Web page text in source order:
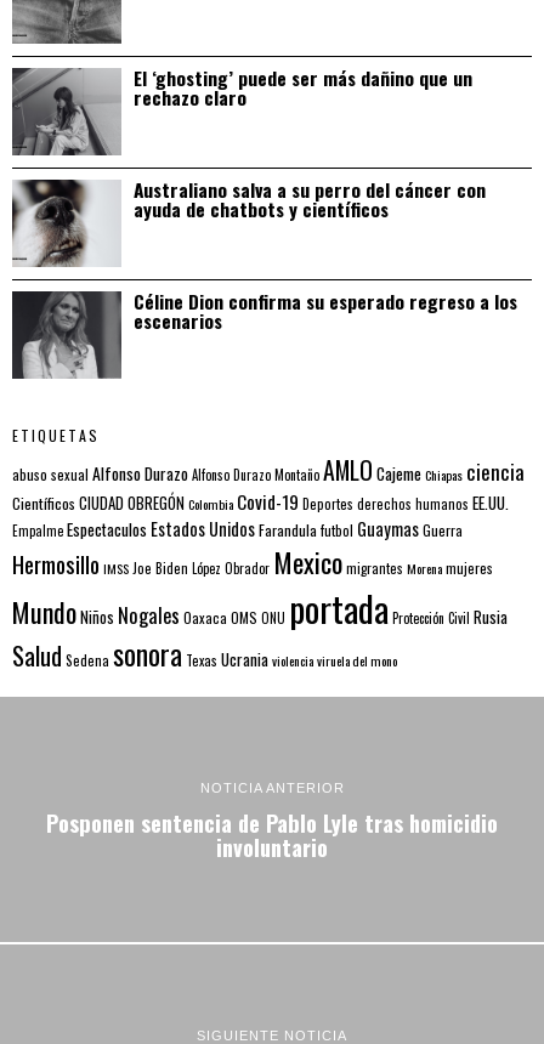
El ‘ghosting’ puede ser más dañino que un
rechazo claro
Australiano salva a su perro del cáncer con
ayuda de chatbots y científicos
Céline Dion confirma su esperado regreso a los
escenarios
ETIQUETAS
abuso sexual Alfonso DurazoAlfonso Durazo MontañoAMLO CajemeChiapas ciencia
Científicos CIUDAD OBREGÓNColombia Covid-19 Deportes derechos humanos EE.UU.
EmpalmeEspectaculos Estados UnidosFarandulafutbol GuaymasGuerra
Hermosillo IMSS Joe Biden López Obrador Mexicomigrantes Morenamujeres
MundoNiños Nogales Oaxaca OMS ONU portada Protección Civil Rusia
Salud Sedena sonora Texas Ucraniaviolenciaviruela del mono
NOTICIA ANTERIOR
Posponen sentencia de Pablo Lyle tras homicidio
involuntario
SIGUIENTE NOTICIA